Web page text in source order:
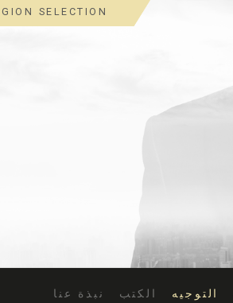
SELECTION
التوجيه الكتب
نبذة عنا